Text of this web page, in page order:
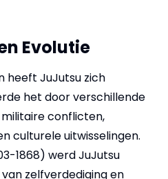
Evolutie
heeft JuJutsu zich
het door verschillende
conflicten,
culturele uitwisselingen.
1868) werd JuJutsu
zelfverdediging en